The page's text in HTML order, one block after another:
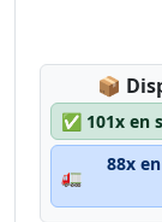
📦
✅ 101x en
🚛
88x